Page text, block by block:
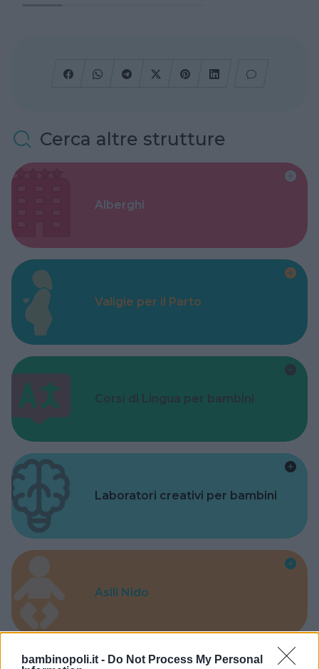
bambinopoli.it - Do Not Process My Personal
Cerca altre strutture
Alberghi
Valigie per il Parto
Corsi di Lingua per bambini
Laboratori creativi per bambini
Asili Nido